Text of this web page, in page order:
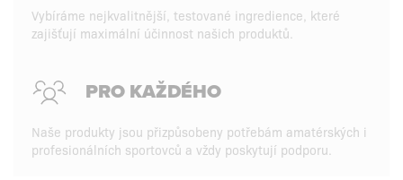
Vybíráme nejkvalitnější, testované ingredience, které
zajišťují maximální účinnost našich produktů.
PRO KAŽDÉHO
Naše produkty jsou přizpůsobeny potřebám amatérských i
profesionálních sportovců a vždy poskytují podporu.